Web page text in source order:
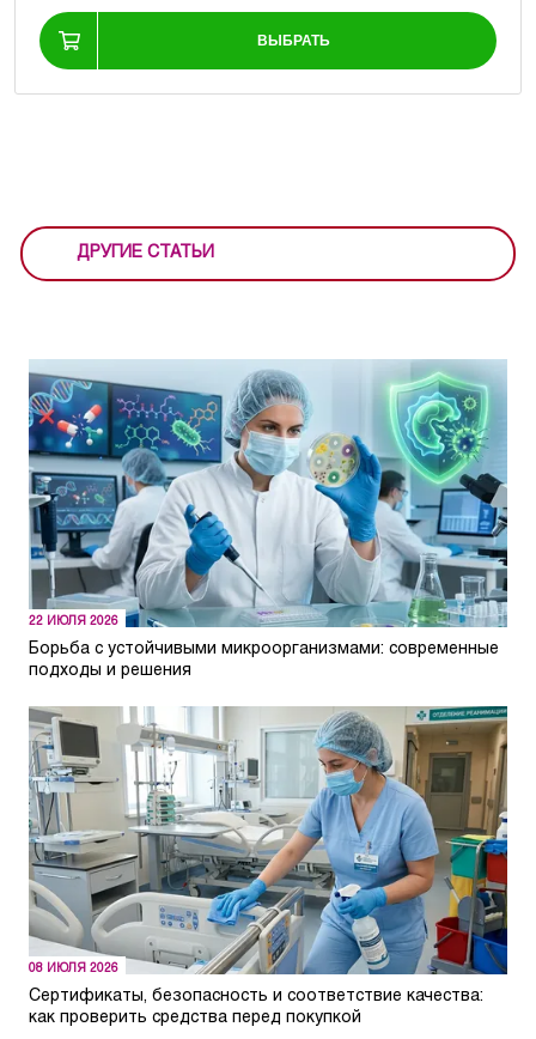
ВЫБРАТЬ
ДРУГИЕ СТАТЬИ
22 ИЮЛЯ 2026
Борьба с устойчивыми микроорганизмами: современные
подходы и решения
08 ИЮЛЯ 2026
Сертификаты, безопасность и соответствие качества:
как проверить средства перед покупкой